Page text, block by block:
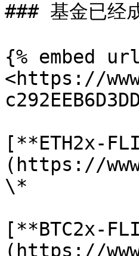
### 基金已经
{% embed
<https://
[**ETH2x-
(https://
\*
[**BTC2x-
(https://